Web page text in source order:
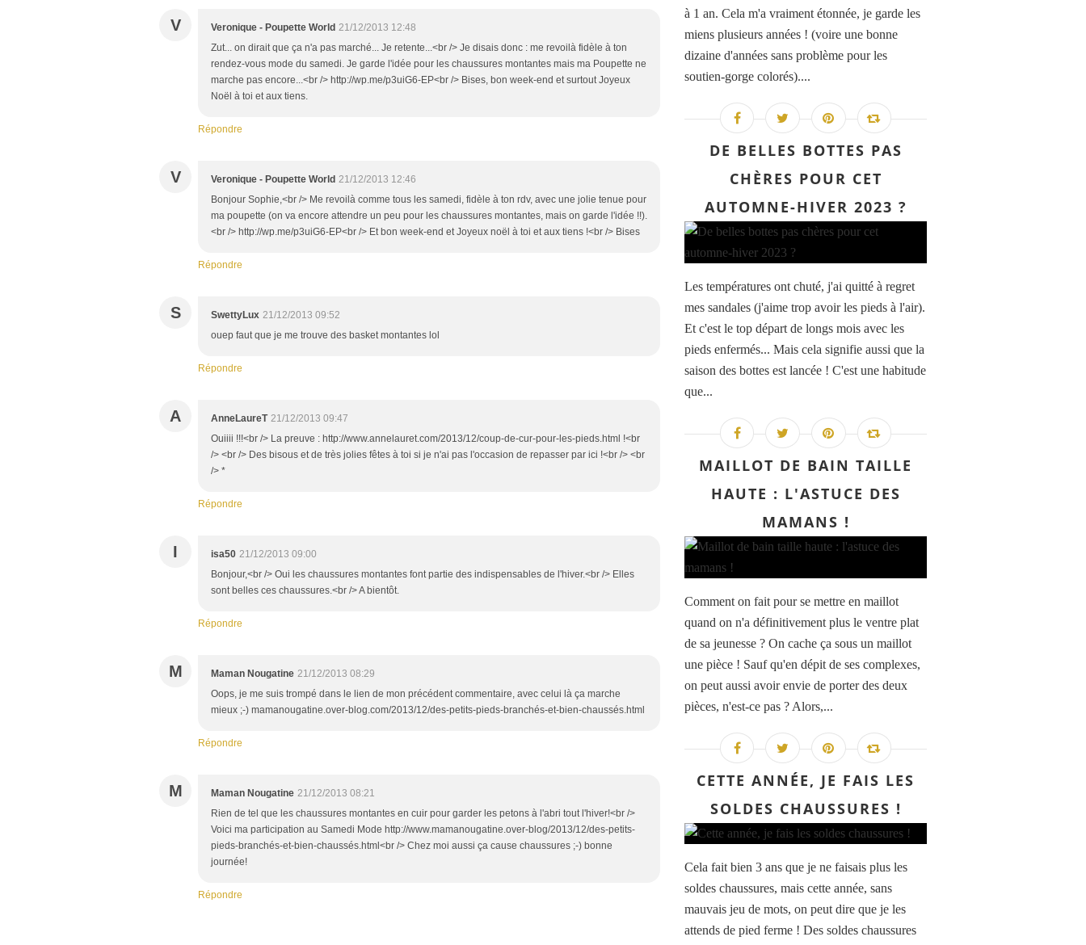
V Veronique - Poupette World 21/12/2013 12:48
Zut... on dirait que ça n'a pas marché... Je retente...<br /> Je disais donc : me revoilà fidèle à ton
rendez-vous mode du samedi. Je garde l'idée pour les chaussures montantes mais ma Poupette ne
marche pas encore...<br /> http://wp.me/p3uiG6-EP<br /> Bises, bon week-end et surtout Joyeux
Noël à toi et aux tiens.
Répondre
V Veronique - Poupette World 21/12/2013 12:46
Bonjour Sophie,<br /> Me revoilà comme tous les samedi, fidèle à ton rdv, avec une jolie tenue pour
ma poupette (on va encore attendre un peu pour les chaussures montantes, mais on garde l'idée !!).
<br /> http://wp.me/p3uiG6-EP<br /> Et bon week-end et Joyeux noël à toi et aux tiens !<br /> Bises
Répondre
S SwettyLux 21/12/2013 09:52
ouep faut que je me trouve des basket montantes lol
Répondre
A AnneLaureT 21/12/2013 09:47
Ouiiii !!!<br /> La preuve : http://www.annelauret.com/2013/12/coup-de-cur-pour-les-pieds.html !<br
/> <br /> Des bisous et de très jolies fêtes à toi si je n'ai pas l'occasion de repasser par ici !<br /> <br
/> *
Répondre
I isa50 21/12/2013 09:00
Bonjour,<br /> Oui les chaussures montantes font partie des indispensables de l'hiver.<br /> Elles
sont belles ces chaussures.<br /> A bientôt.
Répondre
M Maman Nougatine 21/12/2013 08:29
Oops, je me suis trompé dans le lien de mon précédent commentaire, avec celui là ça marche
mieux ;-) mamanougatine.over-blog.com/2013/12/des-petits-pieds-branchés-et-bien-chaussés.html
Répondre
M Maman Nougatine 21/12/2013 08:21
Rien de tel que les chaussures montantes en cuir pour garder les petons à l'abri tout l'hiver!<br />
Voici ma participation au Samedi Mode http://www.mamanougatine.over-blog/2013/12/des-petits-
pieds-branchés-et-bien-chaussés.html<br /> Chez moi aussi ça cause chaussures ;-) bonne
journée!
Répondre
à 1 an. Cela m'a vraiment étonnée, je garde les
miens plusieurs années ! (voire une bonne
dizaine d'années sans problème pour les
soutien-gorge colorés)....
DE BELLES BOTTES PAS
CHÈRES POUR CET
AUTOMNE-HIVER 2023 ?
Les températures ont chuté, j'ai quitté à regret
mes sandales (j'aime trop avoir les pieds à l'air).
Et c'est le top départ de longs mois avec les
pieds enfermés... Mais cela signifie aussi que la
saison des bottes est lancée ! C'est une habitude
que...
MAILLOT DE BAIN TAILLE
HAUTE : L'ASTUCE DES
MAMANS !
Comment on fait pour se mettre en maillot
quand on n'a définitivement plus le ventre plat
de sa jeunesse ? On cache ça sous un maillot
une pièce ! Sauf qu'en dépit de ses complexes,
on peut aussi avoir envie de porter des deux
pièces, n'est-ce pas ? Alors,...
CETTE ANNÉE, JE FAIS LES
SOLDES CHAUSSURES !
Cela fait bien 3 ans que je ne faisais plus les
soldes chaussures, mais cette année, sans
mauvais jeu de mots, on peut dire que je les
attends de pied ferme ! Des soldes chaussures